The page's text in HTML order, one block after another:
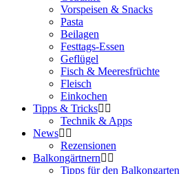
Vorspeisen & Snacks
Pasta
Beilagen
Festtags-Essen
Geflügel
Fisch & Meeresfrüchte
Fleisch
Einkochen
Tipps & Tricks
Technik & Apps
News
Rezensionen
Balkongärtnern
Tipps für den Balkongarten